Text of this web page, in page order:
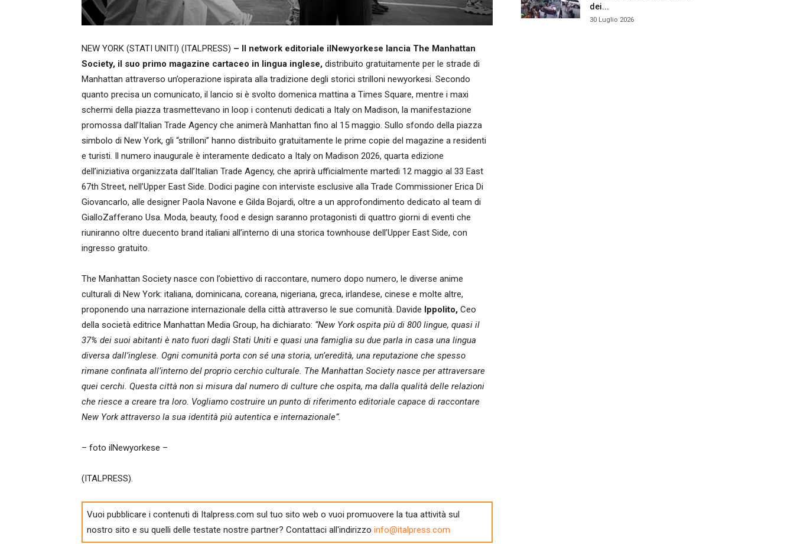
NEW YORK (STATI UNITI) (ITALPRESS) – Il network editoriale ilNewyorkese lancia The Manhattan
Society, il suo primo magazine cartaceo in lingua inglese, distribuito gratuitamente per le strade di
Manhattan attraverso un’operazione ispirata alla tradizione degli storici strilloni newyorkesi. Secondo
quanto precisa un comunicato, il lancio si è svolto domenica mattina a Times Square, mentre i maxi
schermi della piazza trasmettevano in loop i contenuti dedicati a Italy on Madison, la manifestazione
promossa dall’Italian Trade Agency che animerà Manhattan fino al 15 maggio. Sullo sfondo della piazza
simbolo di New York, gli “strilloni” hanno distribuito gratuitamente le prime copie del magazine a residenti
e turisti. Il numero inaugurale è interamente dedicato a Italy on Madison 2026, quarta edizione
dell’iniziativa organizzata dall’Italian Trade Agency, che aprirà ufficialmente martedì 12 maggio al 33 East
67th Street, nell’Upper East Side. Dodici pagine con interviste esclusive alla Trade Commissioner Erica Di
Giovancarlo, alle designer Paola Navone e Gilda Bojardi, oltre a un approfondimento dedicato al team di
GialloZafferano Usa. Moda, beauty, food e design saranno protagonisti di quattro giorni di eventi che
riuniranno oltre duecento brand italiani all’interno di una storica townhouse dell’Upper East Side, con
ingresso gratuito.
The Manhattan Society nasce con l’obiettivo di raccontare, numero dopo numero, le diverse anime
culturali di New York: italiana, dominicana, coreana, nigeriana, greca, irlandese, cinese e molte altre,
proponendo una narrazione internazionale della città attraverso le sue comunità. Davide Ippolito, Ceo
della società editrice Manhattan Media Group, ha dichiarato: “New York ospita più di 800 lingue, quasi il
37% dei suoi abitanti è nato fuori dagli Stati Uniti e quasi una famiglia su due parla in casa una lingua
diversa dall’inglese. Ogni comunità porta con sé una storia, un’eredità, una reputazione che spesso
rimane confinata all’interno del proprio cerchio culturale. The Manhattan Society nasce per attraversare
quei cerchi. Questa città non si misura dal numero di culture che ospita, ma dalla qualità delle relazioni
che riesce a creare tra loro. Vogliamo costruire un punto di riferimento editoriale capace di raccontare
New York attraverso la sua identità più autentica e internazionale”.
– foto ilNewyorkese –
(ITALPRESS).
Vuoi pubblicare i contenuti di Italpress.com sul tuo sito web o vuoi promuovere la tua attività sul
nostro sito e su quelli delle testate nostre partner? Contattaci all'indirizzo info@italpress.com
dei...
30 Luglio 2026